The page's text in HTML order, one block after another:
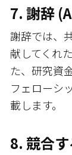
7. 謝辞
謝辞では、
献してくれ
た、研究資
フェローシ
載します。
8. 競合